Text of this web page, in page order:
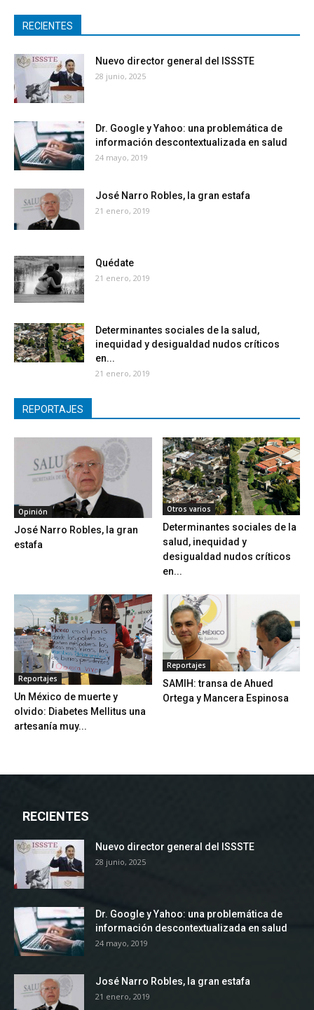
RECIENTES
Nuevo director general del ISSSTE
28 junio, 2025
Dr. Google y Yahoo: una problemática de
información descontextualizada en salud
24 mayo, 2019
José Narro Robles, la gran estafa
21 enero, 2019
Quédate
21 enero, 2019
Determinantes sociales de la salud,
inequidad y desigualdad nudos críticos
en...
21 enero, 2019
REPORTAJES
Opinión
José Narro Robles, la gran
estafa
Otros varios
Determinantes sociales de la
salud, inequidad y
desigualdad nudos críticos
en...
Reportajes
Un México de muerte y
olvido: Diabetes Mellitus una
artesanía muy...
Reportajes
SAMIH: transa de Ahued
Ortega y Mancera Espinosa
RECIENTES
Nuevo director general del ISSSTE
28 junio, 2025
Dr. Google y Yahoo: una problemática de
información descontextualizada en salud
24 mayo, 2019
José Narro Robles, la gran estafa
21 enero, 2019